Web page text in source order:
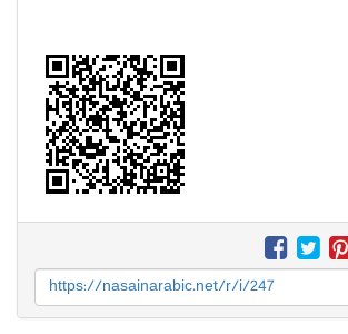
https://nasainarabic.net/r/i/247